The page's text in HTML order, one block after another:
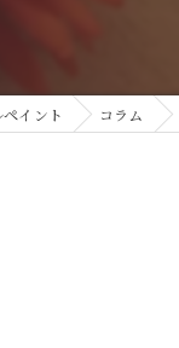
イント コラム